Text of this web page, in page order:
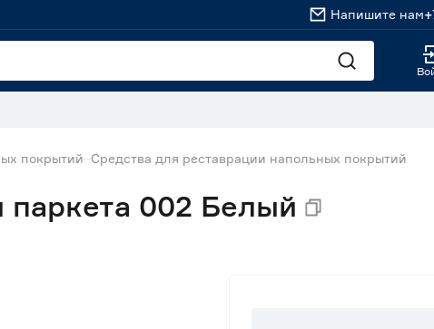
Напишите нам
покрытий Средства для реставрации напольных покрытий
002 Белый